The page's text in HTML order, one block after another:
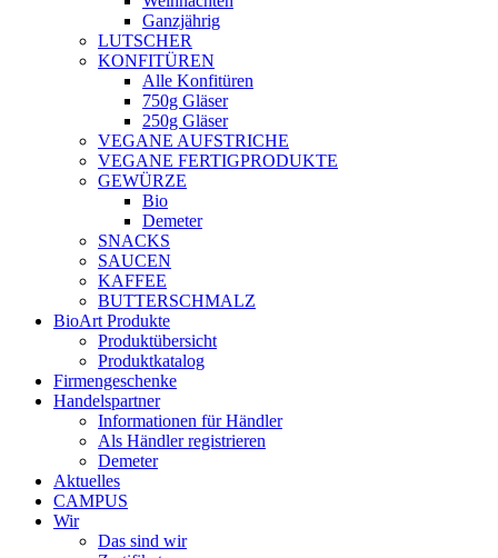
Ganzjährig
LUTSCHER
KONFITÜREN
Alle Konfitüren
750g Gläser
250g Gläser
VEGANE AUFSTRICHE
VEGANE FERTIGPRODUKTE
GEWÜRZE
Bio
Demeter
SNACKS
SAUCEN
KAFFEE
BUTTERSCHMALZ
BioArt Produkte
Produktübersicht
Produktkatalog
Firmengeschenke
Handelspartner
Informationen für Händler
Als Händler registrieren
Demeter
Aktuelles
CAMPUS
Wir
Das sind wir